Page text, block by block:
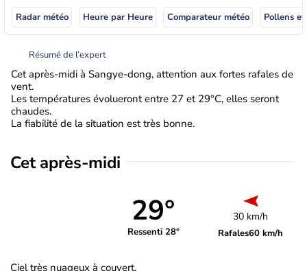
Radar météo Heure par Heure Comparateur météo Pollens
Résumé de l’expert
Cet après-midi à Sangye-dong, attention aux fortes rafales de
vent.
Les températures évolueront entre 27 et 29°C, elles seront
chaudes.
La fiabilité de la situation est très bonne.
Cet après-midi
29°
Ressenti 28°
30 km/h
Rafales60 km/h
Ciel très nuageux à couvert.